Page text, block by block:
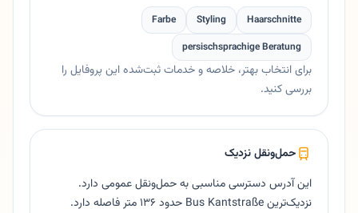
Haarschnitte
Styling
Farbe
persischsprachige Beratung
برای انتخاب بهتر، خلاصه و خدمات ثبت‌شده این پروفایل را
بررسی کنید.
حمل‌ونقل نزدیک
این آدرس دسترسی مناسبی به حمل‌ونقل عمومی دارد.
نزدیک‌ترین Bus Kantstraße حدود ۱۳۶ متر فاصله دارد.